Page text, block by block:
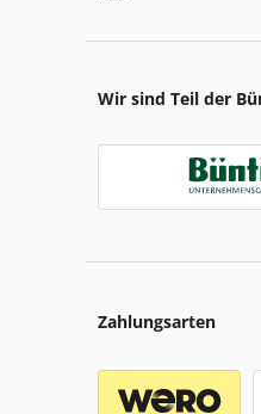
Wir sind Teil der
Zahlungsarten